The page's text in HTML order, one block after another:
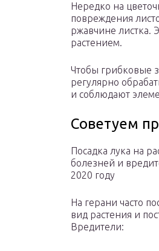
Нередко на
повреждения
ржавчине листка.
растением.
Чтобы грибковые
регулярно
и соблюдают
Советуем
Посадка лука на
болезней и
2020 году
На герани часто
вид растения и
Вредители: